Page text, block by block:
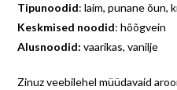
Tipunoodid: laim, punane õun,
Keskmised noodid: hõõgvein
Alusnoodid:vaarikas, vanilje
Zinuz veebilehel müüdavaid